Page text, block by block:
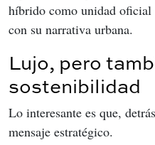
híbrido como unidad oficial
con su narrativa urbana.
Lujo, pero
sostenibilidad
Lo interesante es que,
mensaje estratégico.